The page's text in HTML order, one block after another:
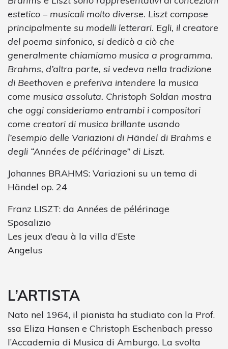
estetico – musicali molto diverse. Liszt compose
principalmente su modelli letterari. Egli, il creatore
del poema sinfonico, si dedicò a ciò che
generalmente chiamiamo musica a programma.
Brahms, d’altra parte, si vedeva nella tradizione
di Beethoven e preferiva intendere la musica
come musica assoluta. Christoph Soldan mostra
che oggi consideriamo entrambi i compositori
come creatori di musica brillante usando
l’esempio delle Variazioni di Händel di Brahms e
degli “Années de pélérinage” di Liszt.
Johannes BRAHMS: Variazioni su un tema di
Händel op. 24
Franz LISZT: da Années de pélérinage
Sposalizio
Les jeux d’eau à la villa d’Este
Angelus
L’ARTISTA
Nato nel 1964, il pianista ha studiato con la Prof.
ssa Eliza Hansen e Christoph Eschenbach presso
l’Accademia di Musica di Amburgo. La svolta